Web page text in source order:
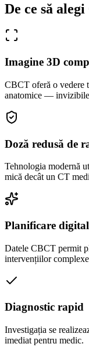
De ce să alegi
Imagine 3D
CBCT oferă o vedere
anatomice —
Doză redusă de
Tehnologia modernă
mică decât un CT
Planificare
Datele CBCT permit
intervențiilor
Diagnostic rapid
Investigația se
imediat pentru medic.